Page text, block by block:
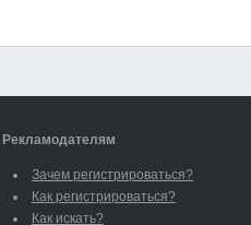
Рекламодателям
Зачем регистрироваться?
Как регистрироваться?
Как искать?